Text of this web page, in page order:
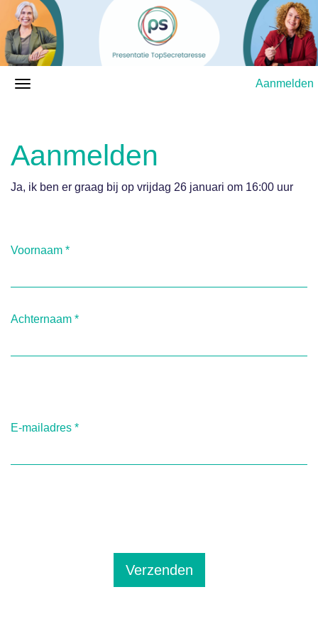
Aanmelden
Aanmelden
Ja, ik ben er graag bij op vrijdag 26 januari om 16:00 uur
Voornaam *
Achternaam *
E-mailadres *
Verzenden